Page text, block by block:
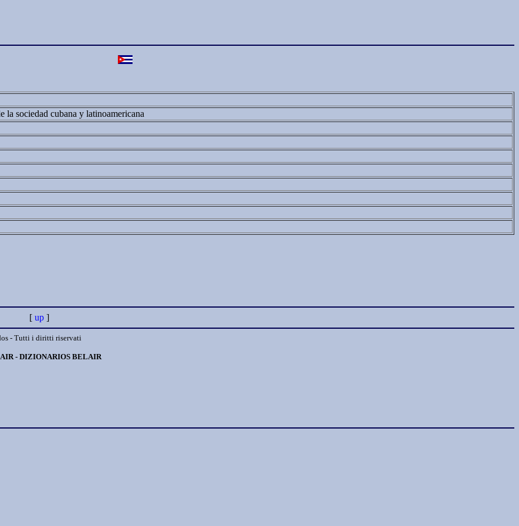
la sociedad cubana y latinoamericana
] [ up ]
- Tutti i diritti riservati
- DIZIONARIOS BELAIR